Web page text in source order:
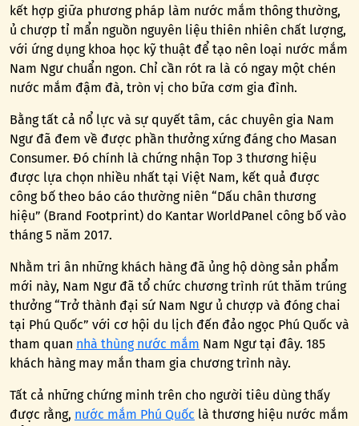
kết hợp giữa phương pháp làm nước mắm thông thường,
ủ chượp tỉ mẩn nguồn nguyên liệu thiên nhiên chất lượng,
với ứng dụng khoa học kỹ thuật để tạo nên loại nước mắm
Nam Ngư chuẩn ngon. Chỉ cần rót ra là có ngay một chén
nước mắm đậm đà, tròn vị cho bữa cơm gia đình.
Bằng tất cả nổ lực và sự quyết tâm, các chuyên gia Nam
Ngư đã đem về được phần thưởng xứng đáng cho Masan
Consumer. Đó chính là chứng nhận Top 3 thương hiệu
được lựa chọn nhiều nhất tại Việt Nam, kết quả được
công bố theo báo cáo thường niên “Dấu chân thương
hiệu” (Brand Footprint) do Kantar WorldPanel công bố vào
tháng 5 năm 2017.
Nhằm tri ân những khách hàng đã ủng hộ dòng sản phẩm
mới này, Nam Ngư đã tổ chức chương trình rút thăm trúng
thưởng “Trở thành đại sứ Nam Ngư ủ chượp và đóng chai
tại Phú Quốc” với cơ hội du lịch đến đảo ngọc Phú Quốc và
tham quan nhà thùng nước mắm Nam Ngư tại đây. 185
khách hàng may mắn tham gia chương trình này.
Tất cả những chứng minh trên cho người tiêu dùng thấy
được rằng, nước mắm Phú Quốc là thương hiệu nước mắm